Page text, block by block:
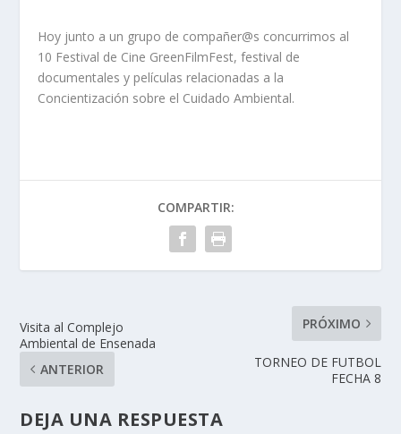
Hoy junto a un grupo de compañer@s concurrimos al
10 Festival de Cine GreenFilmFest, festival de
documentales y películas relacionadas a la
Concientización sobre el Cuidado Ambiental.
COMPARTIR:
Visita al Complejo
Ambiental de Ensenada
ANTERIOR
PRÓXIMO
TORNEO DE FUTBOL
FECHA 8
DEJA UNA RESPUESTA